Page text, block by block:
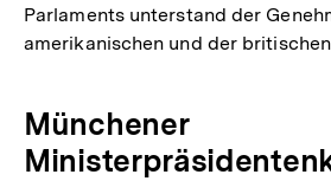
Parlaments unterstand der
amerikanischen und der
Münchener